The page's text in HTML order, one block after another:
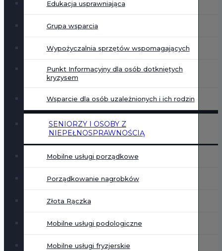
Edukacja usprawniająca
Grupa wsparcia
Wypożyczalnia sprzętów wspomagających
Punkt Informacyjny dla osób dotkniętych
kryzysem
Wsparcie dla osób uzależnionych i ich rodzin
SENIORZY I OSOBY Z
NIEPEŁNOSPRAWNOŚCIĄ
Mobilne usługi porządkowe
Porządkowanie nagrobków
Złota Rączka
Mobilne usługi podologiczne
Mobilne usługi fryzjerskie